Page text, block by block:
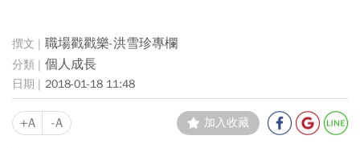
職場戳戳樂-洪雪珍專欄
個人成長
2018-01-18 11:48
+A -A 加入收藏